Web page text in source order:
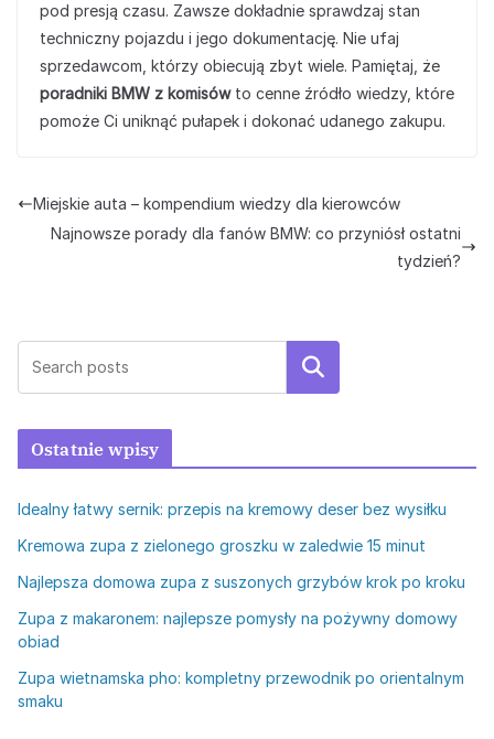
pod presją czasu. Zawsze dokładnie sprawdzaj stan
techniczny pojazdu i jego dokumentację. Nie ufaj
sprzedawcom, którzy obiecują zbyt wiele. Pamiętaj, że
poradniki BMW z komisówto cenne źródło wiedzy, które
pomoże Ci uniknąć pułapek i dokonać udanego zakupu.
Miejskie auta – kompendium wiedzy dla kierowców
Najnowsze porady dla fanów BMW: co przyniósł ostatni
tydzień?
Szukaj
Ostatnie wpisy
Idealny łatwy sernik: przepis na kremowy deser bez wysiłku
Kremowa zupa z zielonego groszku w zaledwie 15 minut
Najlepsza domowa zupa z suszonych grzybów krok po kroku
Zupa z makaronem: najlepsze pomysły na pożywny domowy
obiad
Zupa wietnamska pho: kompletny przewodnik po orientalnym
smaku